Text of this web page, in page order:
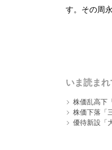
す。その周
いま読ま
株価乱高下
株価下落「
優待新設「